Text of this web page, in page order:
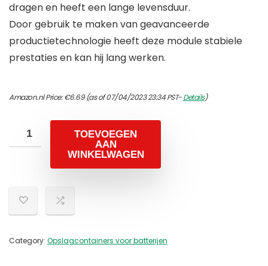
dragen en heeft een lange levensduur.
Door gebruik te maken van geavanceerde
productietechnologie heeft deze module stabiele
prestaties en kan hij lang werken.
Amazon.nl Price:€6.69(as of 07/04/2023 23:34 PST-Details)
TOEVOEGEN
AAN
WINKELWAGEN
Category: Opslagcontainers voor batterijen